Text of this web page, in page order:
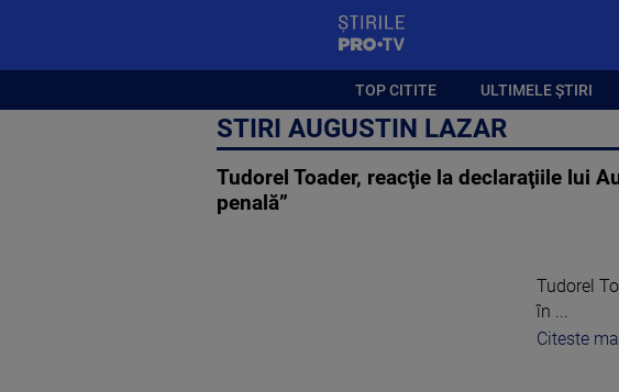
TOP CITITE ULTIMELE ȘTIRI
STIRI AUGUSTIN LAZAR
Tudorel Toader, reacţie la declaraţiile lui
penală”
Tudorel
în ...
Citeste